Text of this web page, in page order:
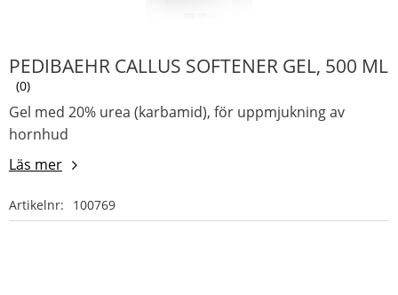
PEDIBAEHR CALLUS SOFTENER GEL, 500 ML
0
Gel med 20% urea (karbamid), för uppmjukning av
hornhud
Läs mer
Artikelnr 100769